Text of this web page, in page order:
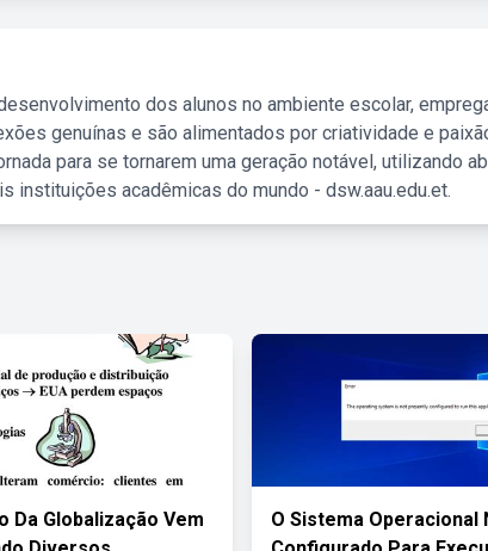
dos alunos no ambiente escolar,
genuínas e são alimentados por criatividade e
para se tornarem uma geração notável, utilizando
instituições acadêmicas do mundo - dsw.aau.edu.et.
Da Globalização Vem
O Sistema Operacional